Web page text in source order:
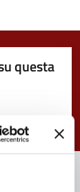
questa